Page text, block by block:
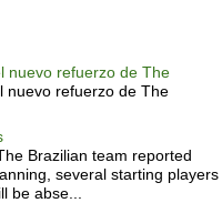
nuevo refuerzo de The
nuevo refuerzo de The
Brazilian team reported
several starting players
be abse...